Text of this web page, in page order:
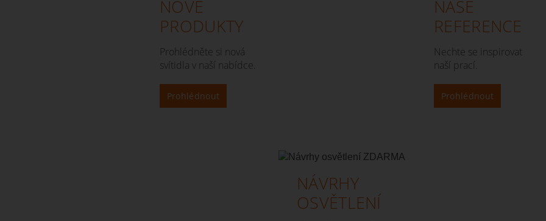
NOVÉ
PRODUKTY
Prohlédněte si nová
svítidla v naší nabídce.
Prohlédnout
NAŠE
REFERENCE
Nechte se inspirovat
naší prací.
Prohlédnout
NÁVRHY
OSVĚTLENÍ